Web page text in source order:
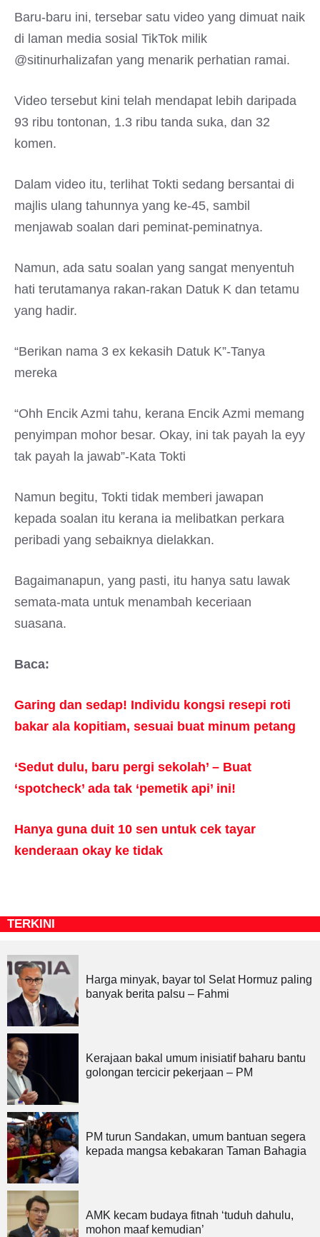
Baru-baru ini, tersebar satu video yang dimuat naik
di laman media sosial TikTok milik
@sitinurhalizafan yang menarik perhatian ramai.
Video tersebut kini telah mendapat lebih daripada
93 ribu tontonan, 1.3 ribu tanda suka, dan 32
komen.
Dalam video itu, terlihat Tokti sedang bersantai di
majlis ulang tahunnya yang ke-45, sambil
menjawab soalan dari peminat-peminatnya.
Namun, ada satu soalan yang sangat menyentuh
hati terutamanya rakan-rakan Datuk K dan tetamu
yang hadir.
“Berikan nama 3 ex kekasih Datuk K”-Tanya
mereka
“Ohh Encik Azmi tahu, kerana Encik Azmi memang
penyimpan mohor besar. Okay, ini tak payah la eyy
tak payah la jawab”-Kata Tokti
Namun begitu, Tokti tidak memberi jawapan
kepada soalan itu kerana ia melibatkan perkara
peribadi yang sebaiknya dielakkan.
Bagaimanapun, yang pasti, itu hanya satu lawak
semata-mata untuk menambah keceriaan
suasana.
Baca:
Garing dan sedap! Individu kongsi resepi roti
bakar ala kopitiam, sesuai buat minum petang
‘Sedut dulu, baru pergi sekolah’ – Buat
‘spotcheck’ ada tak ‘pemetik api’ ini!
Hanya guna duit 10 sen untuk cek tayar
kenderaan okay ke tidak
TERKINI
Harga minyak, bayar tol Selat Hormuz paling
banyak berita palsu – Fahmi
Kerajaan bakal umum inisiatif baharu bantu
golongan tercicir pekerjaan – PM
PM turun Sandakan, umum bantuan segera
kepada mangsa kebakaran Taman Bahagia
AMK kecam budaya fitnah ‘tuduh dahulu,
mohon maaf kemudian’